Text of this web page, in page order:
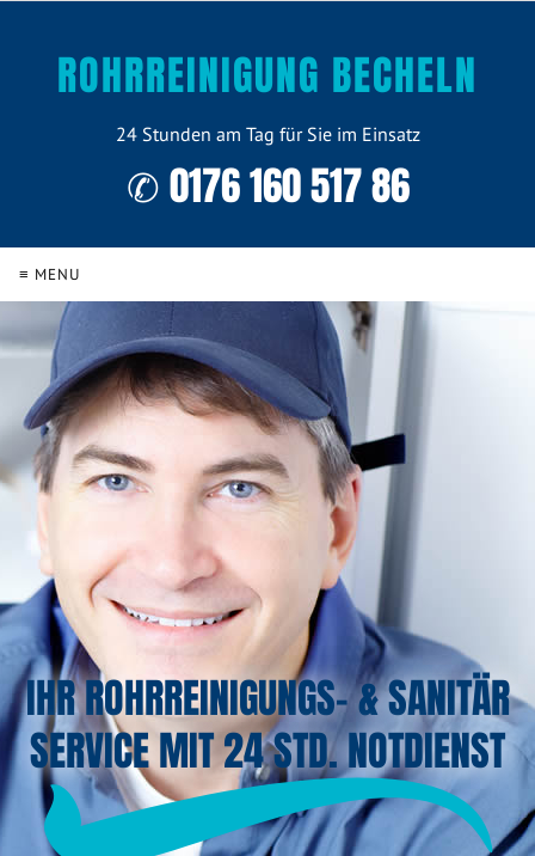
ROHRREINIGUNG BECHELN
24 Stunden am Tag für Sie im Einsatz
✆ 0176 160 517 86
≡ MENU
IHR ROHRREINIGUNGS- & SANITÄR
SERVICE MIT 24 STD. NOTDIENST